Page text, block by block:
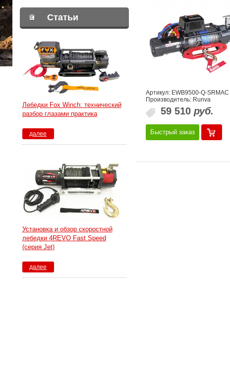
Статьи
Лебедки Fox Winch: технический
разбор глазами практика
далее
Установка и обзор скоростной
лебедки 4REVO Fast Speed
(серия Jet)
далее
Артикул: EWB9500-Q-SRMAC
Производитель: Runva
59 510 руб.
Быстрый заказ